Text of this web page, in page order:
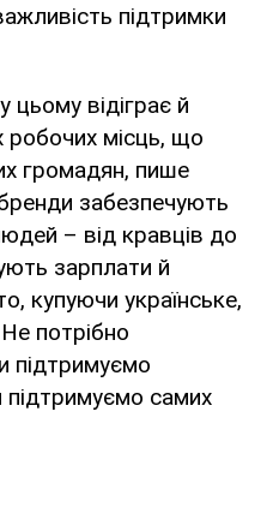
підтримки
відіграє й
робочих місць, що
громадян, пише
забезпечують
– від кравців до
зарплати й
купуючи українське,
потрібно
підтримуємо
підтримуємо самих